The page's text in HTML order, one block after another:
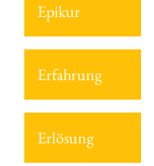
Epikur
Erfahrung
Erlösung